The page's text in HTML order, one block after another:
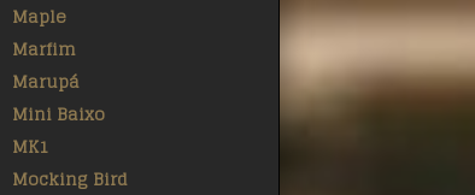
Maple
Marfim
Marupá
Mini Baixo
MK1
Mocking Bird